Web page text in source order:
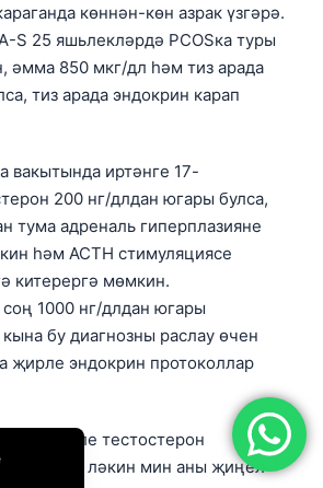
көннән-көн азрак үзгәрә.
S 25 яшьлекләрдә PCOSка туры
әмма 850 мкг/дл һәм тиз арада
тиз арада эндокрин карап
вакытында иртәнге 17-
200 нг/длдан югары булса,
тума адреналь гиперплазияне
һәм ACTH стимуляциясе
китерергә мөмкин.
1000 нг/длдан югары
бу диагнозны раслау өчен
җирле эндокрин протоколлар
ирекле тестостерон
ләкин мин аны җиңел